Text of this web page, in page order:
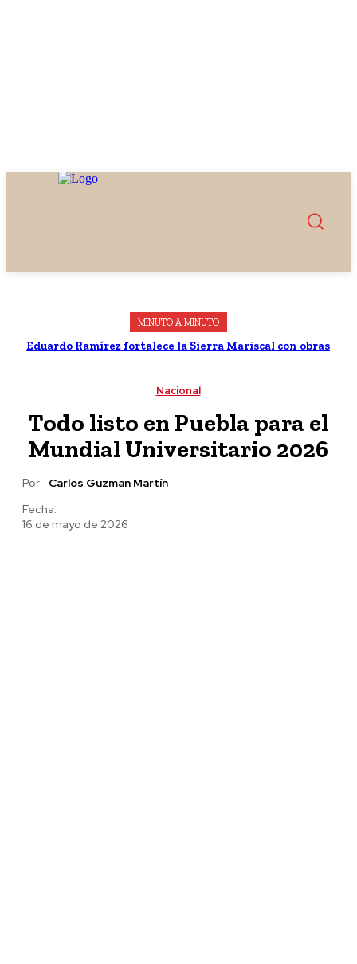
MINUTO A MINUTO
Eduardo Ramírez fortalece la Sierra Mariscal con obras
Nacional
Todo listo en Puebla para el
Mundial Universitario 2026
Por: Carlos Guzman Martín
Fecha:
16 de mayo de 2026